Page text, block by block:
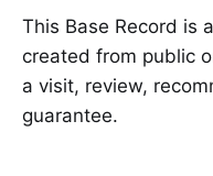
This Base Record is
created from public
a visit, review,
guarantee.